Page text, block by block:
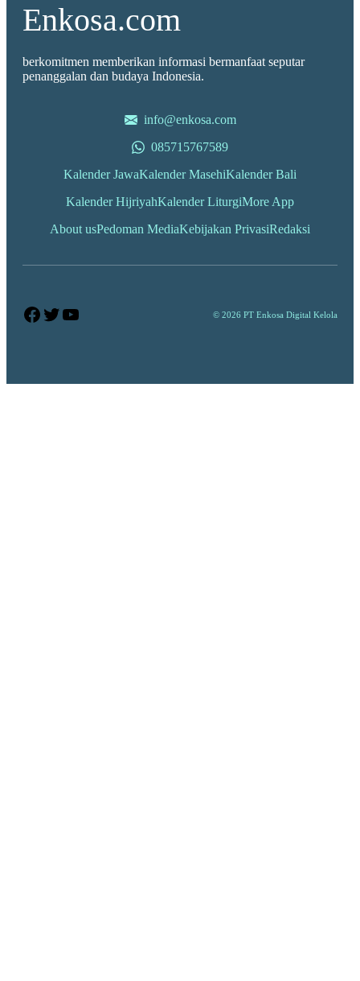
Enkosa.com
berkomitmen memberikan informasi bermanfaat seputar
penanggalan dan budaya Indonesia.
info@enkosa.com
085715767589
Kalender JawaKalender MasehiKalender Bali
Kalender HijriyahKalender LiturgiMore App
About usPedoman MediaKebijakan PrivasiRedaksi
Facebook
Twitter
YouTube © 2026 PT Enkosa Digital Kelola